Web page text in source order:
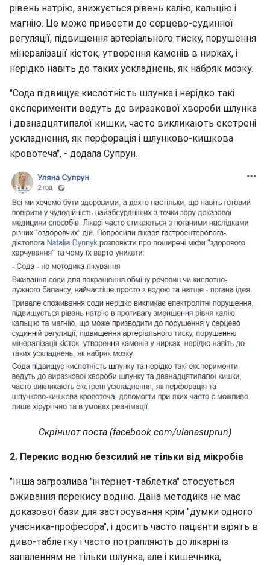
рівень натрію, знижується рівень калію, кальцію і
магнію. Це може привести до серцево-судинної
регуляції, підвищення артеріального тиску, порушення
мінералізації кісток, утворення каменів в нирках, і
нерідко навіть до таких ускладнень, як набряк мозку.
"Сода підвищує кислотність шлунка і нерідко такі
експерименти ведуть до виразкової хвороби шлунка
і дванадцятипалої кишки, часто викликають екстрені
ускладнення, як перфорація і шлунково-кишкова
кровотеча", - додала Супрун.
Скріншот поста (facebook.com/ulanasuprun)
2. Перекис водню безсилий не тільки від мікробів
"Інша загрозлива "інтернет-таблетка" стосується
вживання перекису водню. Дана методика не має
доказової бази для застосування крім "думки одного
учасника-професора", і досить часто пацієнти вірять в
диво-таблетку і часто потрапляють до лікарні із
запаленням не тільки шлунка, але і кишечника,